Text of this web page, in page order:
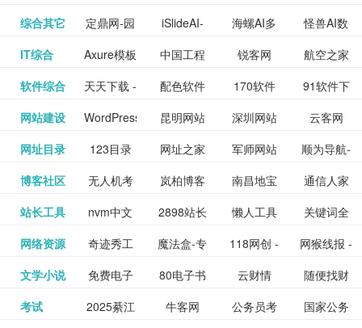
全 频
包括上映
影片的影
讯查询及
购票服
务。你可
_www.sanmao.com.cn_
素材免费
图库
nas论
坛|nas1.cn|nas1|nas
流社区
文写作-AI
毕业设计-
PPT模板
生成
作 - 国内
领先的AI
图片、文
案创作平
讯飞星火-
懂我的AI
助手
更多>>
综合其它 定鼎网-园
林景观建
筑室内设
iSlideAI-
一键生成
PPT模板
海螺AI多
模态大语
言模型
怪兽AI数
字人
九章开物 更多>>
IT综合 Axure模板
网
中国工程
科技知识
中心
锐客网
航空之家
牛品汇
更多>>
软件综合 天天下载 -
绿色精品
软件应用
配色软件
园
170软件
下载站
91软件下
载
yx12345
下载站
更多>>
网站建设 WordPress
主题模板
下载_爱主
昆明网站
建设
深圳网站
建设
云客网
SEO众包
服务平台
深圳网站
建设
更多>>
网址目录 123目录
网
网址之家 军师网站
目录网址
大全
顺为导航-
办公运营
工具导航
易推分类
目录网
更多>>
博客社区 无人机考
证资讯网
岚柏博客 南昌地宝
网_南昌论
坛
通信人家
园
精易论坛 更多>>
站长工具 nvm中文
网
2898站长
资源平台
懒人工具 关键词全
网指数查
询
SEO工具
- 站长之家
更多>>
网络资源 奇迹秀工
具箱-设计
师必备设
魔法盒-专
业的游戏
动画特效
118网创 -
创业项目
资源分享
网猴线报 -
一个简单
且纯粹的
线报酷 -
专注线报
更多>>
文学小说 免费电子
书下载
80电子书
_八零电子
云财情 随便找财
经网
钱如故 更多>>
考试 2025綦江 牛客网 公务员考 国家公务